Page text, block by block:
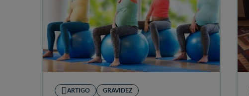
ARTIGO GRAVIDEZ